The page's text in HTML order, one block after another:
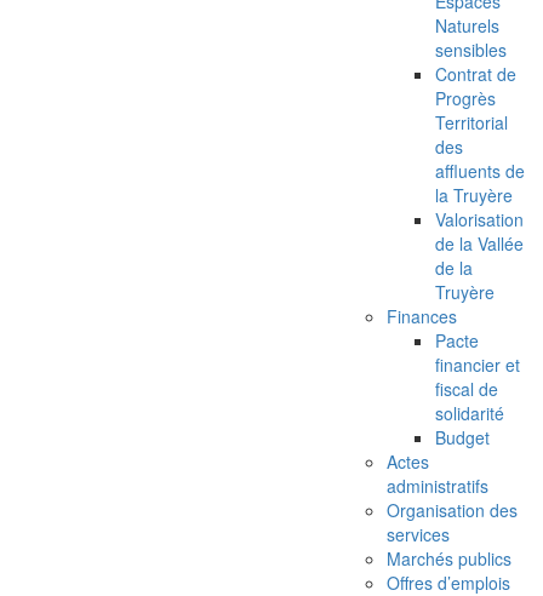
Naturels
sensibles
Contrat de
Progrès
Territorial
des
affluents de
la Truyère
Valorisation
de la Vallée
de la
Truyère
Finances
Pacte
financier et
fiscal de
solidarité
Budget
Actes
administratifs
Organisation des
services
Marchés publics
Offres d’emplois